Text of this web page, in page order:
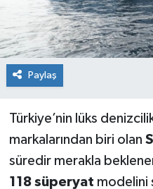
Paylaş
Türkiye’nin lüks
markalarından biri olan
süredir merakla
118 süperyat modelini